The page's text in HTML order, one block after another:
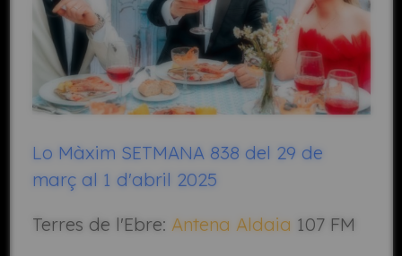
Lo Màxim SETMANA 838 del 29 de
març al 1 d'abril 2025
Terres de l'Ebre: Antena Aldaia 107 FM